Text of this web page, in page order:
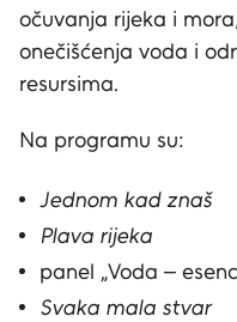
očuvanja rijeka i
onečišćenja voda i
resursima.
Na programu su:
Jednom kad znaš
Plava rijeka
panel „Voda –
Svaka mala stvar